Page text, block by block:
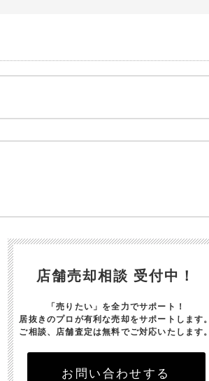
店舗売却相談 受付中！
「売りたい」を全力でサポート！
居抜きのプロが有利な売却をサポートします。
ご相談、店舗査定は無料でご対応いたします。
お問い合わせする